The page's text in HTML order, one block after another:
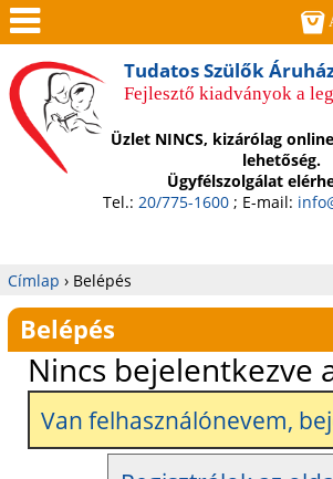
Jump to navigation
Tudatos Szülők
Fejlesztő kiadványok a
Üzlet NINCS, kizárólag
lehetőség.
Ügyfélszolgálat
Tel.: 20/775-1600; E-mail:
Jelenlegi
hely
Címlap › Belépés
Belépés
Nincs bejelentkezve
Van felhasználónevem,
Men
ü